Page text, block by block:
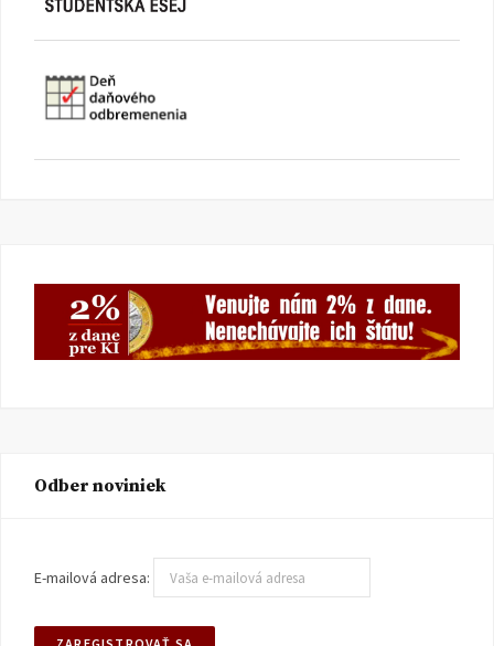
Odber noviniek
E-mailová adresa: